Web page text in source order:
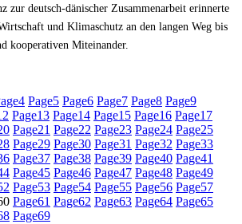
zur deutsch-dänischer Zusammenarbeit erinnerte
und Klimaschutz an den langen Weg bis
kooperativen Miteinander.
4 Page5 Page6 Page7 Page8 Page9
Page13 Page14 Page15 Page16 Page17
Page21 Page22 Page23 Page24 Page25
Page29 Page30 Page31 Page32 Page33
Page37 Page38 Page39 Page40 Page41
Page45 Page46 Page47 Page48 Page49
Page53 Page54 Page55 Page56 Page57
Page61 Page62 Page63 Page64 Page65
Page69